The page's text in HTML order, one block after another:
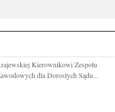
Kierownikowi Zespołu
dla Dorosłych Sądu...